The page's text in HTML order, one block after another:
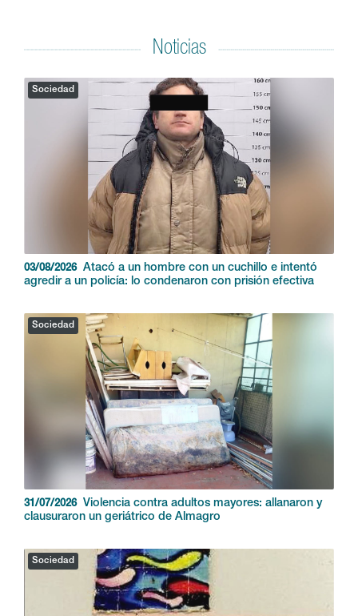
Noticias
Sociedad
03/08/2026
Atacó a un hombre con un cuchillo e intentó
agredir a un policía: lo condenaron con prisión efectiva
Sociedad
31/07/2026
Violencia contra adultos mayores: allanaron y
clausuraron un geriátrico de Almagro
Sociedad